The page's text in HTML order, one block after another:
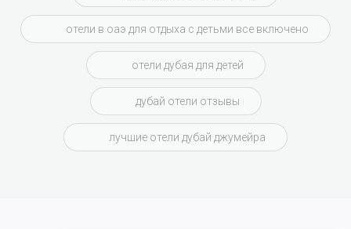
отели в оаэ для отдыха с детьми все включено
отели дубая для детей
дубай отели отзывы
лучшие отели дубай джумейра